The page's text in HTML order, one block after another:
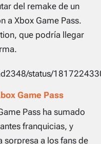
del remake de un
a Xbox Game Pass.
, que podría llegar
status/
Game Pass
Pass ha sumado
franquicias, y
sorpresa a los fans de